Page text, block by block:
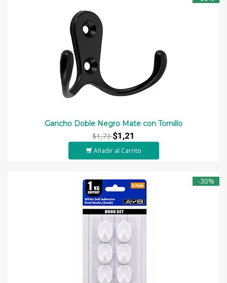
Gancho Doble Negro Mate con Tornillo
$1,73$1,21
Añadir al Carrito
-30%